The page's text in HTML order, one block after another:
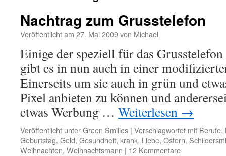
Nachtrag zum Grusstelefon
Veröffentlicht am 27. Mai 2009von Michael
Einige der speziell für das
gibt es in nun auch in einer
Einerseits um sie auch in grün und
Pixel anbieten zu können und
etwas Werbung … Weiterlesen →
Veröffentlicht unterGreen Smilies | Verschlagwortet mit Berufe,
Geburtstag, Geld, Gesundheit, krank, Liebe, Ostern,
Weihnachten, Weihnachtsmann | 12 Kommentare